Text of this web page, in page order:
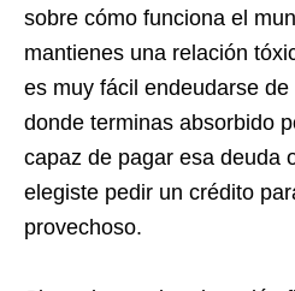
sobre cómo funciona el
mantienes una relación
es muy fácil endeudarse
donde terminas absorbido
capaz de pagar esa deuda
elegiste pedir un crédito
provechoso.